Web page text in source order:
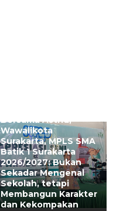
Bersama Astrid,
Wawalikota
Surakarta, MPLS SMA
Batik 1 Surakarta
2026/2027: Bukan
Sekadar Mengenal
Sekolah, tetapi
Membangun Karakter
dan Kekompakan